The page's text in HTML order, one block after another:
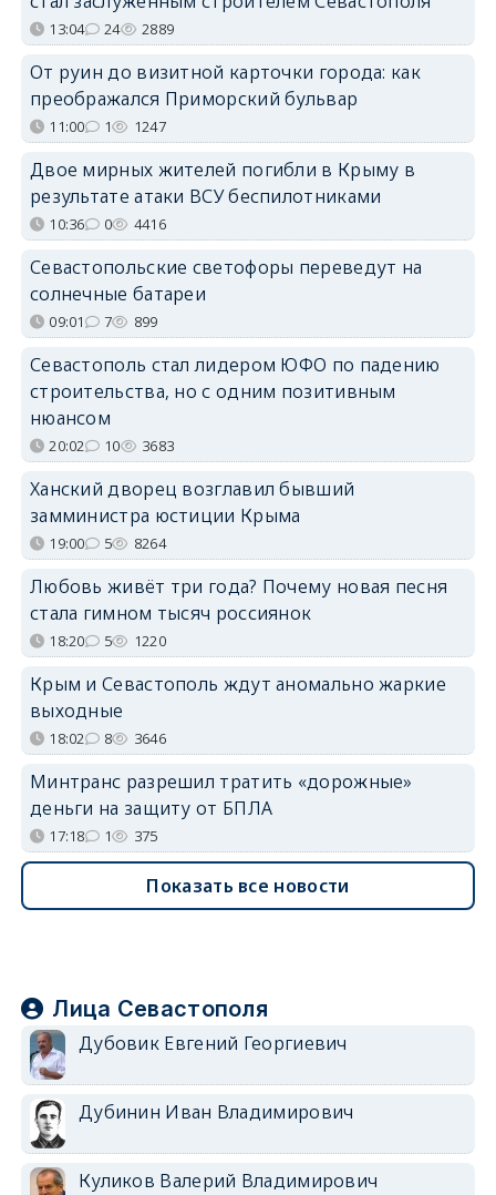
13:04 24 2889
От руин до визитной карточки города: как
преображался Приморский бульвар
11:00 1 1247
Двое мирных жителей погибли в Крыму в
результате атаки ВСУ беспилотниками
10:36 0 4416
Севастопольские светофоры переведут на
солнечные батареи
09:01 7 899
Севастополь стал лидером ЮФО по падению
строительства, но с одним позитивным
нюансом
20:02 10 3683
Ханский дворец возглавил бывший
замминистра юстиции Крыма
19:00 5 8264
Любовь живёт три года? Почему новая песня
стала гимном тысяч россиянок
18:20 5 1220
Крым и Севастополь ждут аномально жаркие
выходные
18:02 8 3646
Минтранс разрешил тратить «дорожные»
деньги на защиту от БПЛА
17:18 1 375
Показать все новости
Лица Севастополя
Дубовик Евгений Георгиевич
Дубинин Иван Владимирович
Куликов Валерий Владимирович